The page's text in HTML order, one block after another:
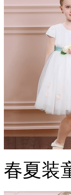
春夏装